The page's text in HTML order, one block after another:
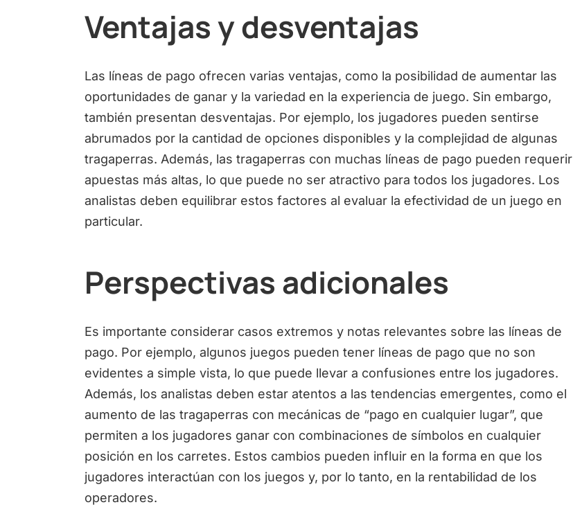
Ventajas y desventajas
Las líneas de pago ofrecen varias ventajas, como la posibilidad de aumentar las
oportunidades de ganar y la variedad en la experiencia de juego. Sin embargo,
también presentan desventajas. Por ejemplo, los jugadores pueden sentirse
abrumados por la cantidad de opciones disponibles y la complejidad de algunas
tragaperras. Además, las tragaperras con muchas líneas de pago pueden requerir
apuestas más altas, lo que puede no ser atractivo para todos los jugadores. Los
analistas deben equilibrar estos factores al evaluar la efectividad de un juego en
particular.
Perspectivas adicionales
Es importante considerar casos extremos y notas relevantes sobre las líneas de
pago. Por ejemplo, algunos juegos pueden tener líneas de pago que no son
evidentes a simple vista, lo que puede llevar a confusiones entre los jugadores.
Además, los analistas deben estar atentos a las tendencias emergentes, como el
aumento de las tragaperras con mecánicas de “pago en cualquier lugar”, que
permiten a los jugadores ganar con combinaciones de símbolos en cualquier
posición en los carretes. Estos cambios pueden influir en la forma en que los
jugadores interactúan con los juegos y, por lo tanto, en la rentabilidad de los
operadores.